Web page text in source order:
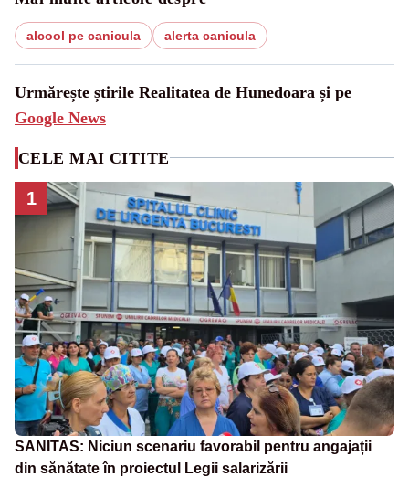
alcool pe canicula alerta canicula
Urmărește știrile Realitatea de Hunedoara și pe
Google News
CELE MAI CITITE
1
SANITAS: Niciun scenariu favorabil pentru angajații
din sănătate în proiectul Legii salarizării